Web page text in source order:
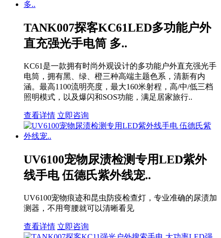
TANK007探客KC61LED多功能户外
直充强光手电筒 多..
KC61是一款拥有时尚外观设计的多功能户外直充强光手
电筒，拥有黑、绿、橙三种高端主题色系，清新有内
涵。最高1100流明亮度，最大160米射程，高/中/低三档
照明模式，以及爆闪和SOS功能，满足居家旅行..
查看详情 立即咨询
UV6100宠物尿渍检测专用LED紫外
线手电 伍德氏紫外线宠..
UV6100宠物痕迹和昆虫防疫检查灯，专业准确的尿渍加
测器，不用弯腰就可以清晰看见
查看详情 立即咨询